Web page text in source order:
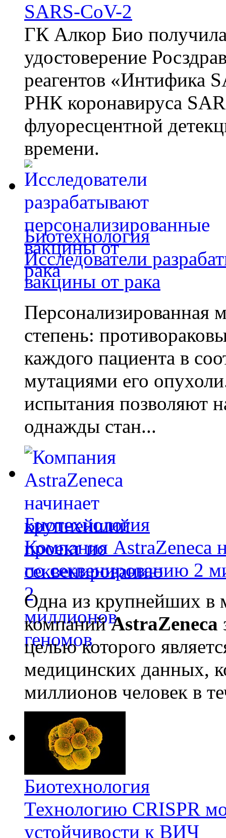
SARS-CoV-2
ГК Алкор Био
удостоверение
реагентов «Интифика
РНК коронавируса
флуоресцентной
времени.
Биотехнология
Исследователи
вакцины от рака
Персонализированная
степень:
каждого пациента в
мутациями его
испытания позволяют
однажды стан...
Биотехнология
Компания AstraZeneca
по секвенированию 2
Одна из крупнейших в
компанийAstraZeneca
целью которого
медицинских данных,
миллионов человек в
Биотехнология
Технологию CRISPR
устойчивости к ВИЧ